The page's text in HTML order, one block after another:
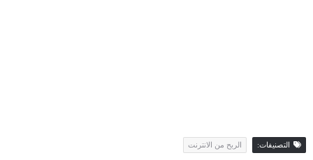
التصنيفات: الربح من الانترنت